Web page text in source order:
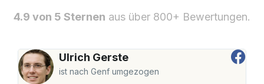
4.9 von 5 Sternen aus über 800+ Bewertungen.
Ulrich Gerste
ist nach Genf umgezogen